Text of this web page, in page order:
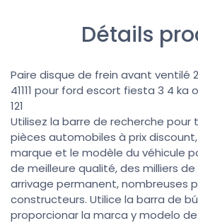
Détails
Paire disque de frein avant ventilé
41111 pour ford escort fiesta 3 4 ka
121
Utilisez la barre de recherche pour
pièces automobiles à prix
marque et le modèle du véhicule
de meilleure qualité, des milliers
arrivage permanent, nombreuses
constructeurs. Utilice la barra de
proporcionar la marca y modelo